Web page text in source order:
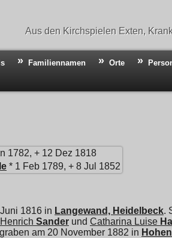
Aus den Kirchspielen Exten,
Familiennamen Orte
1782, + 12 Dez 1818
* 1 Feb 1789, + 8 Jul 1852
1816 in Langewand, Heidelbeck.
Sander und Catharina Luise
am 20 November 1882 in